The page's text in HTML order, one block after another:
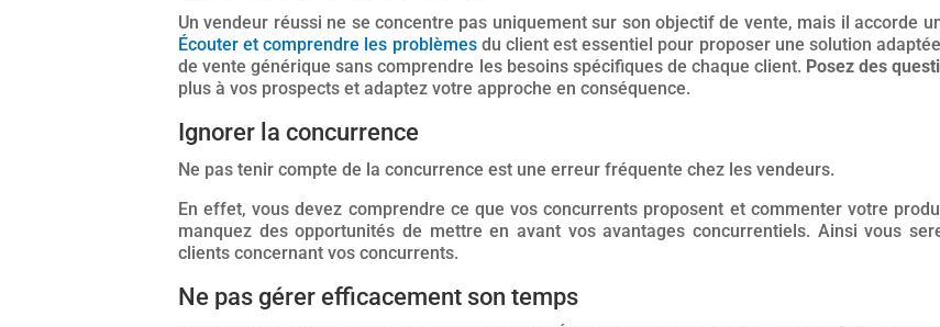
Un vendeur réussi ne se concentre pas uniquement sur son objectif de vente, mais il accorde
Écouter et comprendre les problèmesdu client est essentiel pour proposer une solution
de vente générique sans comprendre les besoins spécifiques de chaque client. Posez des
plus à vos prospects et adaptez votre approche en conséquence.
Ignorer la concurrence
Ne pas tenir compte de la concurrence est une erreur fréquente chez les vendeurs.
En effet, vous devez comprendre ce que vos concurrents proposent et commenter votre
manquez des opportunités de mettre en avant vos avantages concurrentiels. Ainsi vous
clients concernant vos concurrents.
Ne pas gérer efficacement son temps